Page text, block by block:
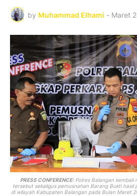
by Muhammad Elhami - Maret
PRESS CONFERENCE: Polres Balangan kembali
tersebut sekaligus pemusnahan Barang Bukti hasil
di wilayah Kabupaten Balangan pada Bulan Maret